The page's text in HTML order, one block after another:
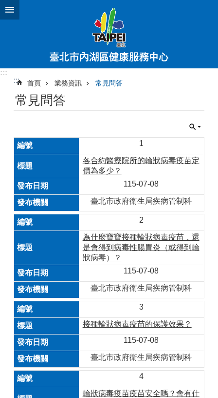
跳到主要內容區塊
:::
:::
首頁 業務資訊 常見問答
常見問答
1
各合約醫療院所的輪狀病毒疫苗定
價為多少？
115-07-08
臺北市政府衛生局疾病管制科
2
為什麼寶寶接種輪狀病毒疫苗，還
是會得到病毒性腸胃炎（或得到輪
狀病毒）？
115-07-08
臺北市政府衛生局疾病管制科
3
接種輪狀病毒疫苗的保護效果？
115-07-08
臺北市政府衛生局疾病管制科
4
輪狀病毒疫苗疫苗安全嗎？會有什